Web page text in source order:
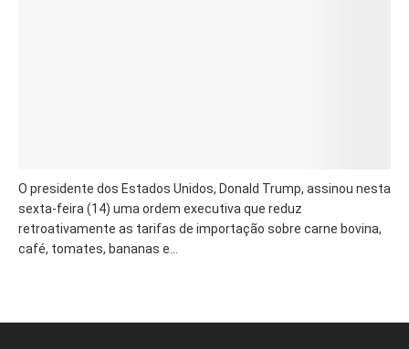
O presidente dos Estados Unidos, Donald Trump, assinou nesta
sexta-feira (14) uma ordem executiva que reduz
retroativamente as tarifas de importação sobre carne bovina,
café, tomates, bananas e...